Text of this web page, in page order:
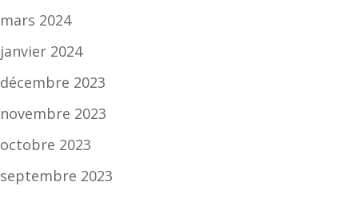
mars 2024
janvier 2024
décembre 2023
novembre 2023
octobre 2023
septembre 2023